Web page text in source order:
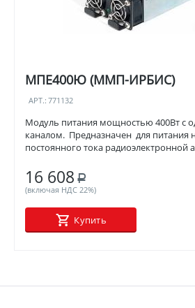
МПЕ400Ю (ММП-ИРБИС)
АРТ.: 771132
Модуль питания мощностью 400Вт с
каналом. Предназначен для питания
постоянного тока радиоэлектронной
16 608 Р
(включая НДС 22%)
Купить